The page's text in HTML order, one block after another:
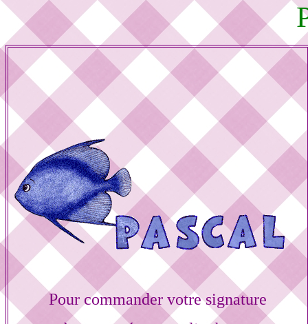
Pour commander votre signature